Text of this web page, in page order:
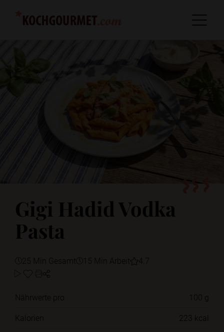
Gigi Hadid Vodka
Pasta
25 Min Gesamt 15 Min Arbeit 4.7
Nährwerte pro
100 g
Kalorien
223 kcal